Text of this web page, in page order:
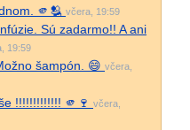
🫵🫂 včera, 19:59
Sú zadarmo!! A ani
19:59
šampón. 😄 včera,
!!!!!!!!!!!!! 🫵🍷 včera,